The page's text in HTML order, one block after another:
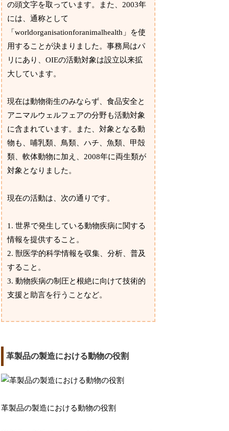
の頭文字を取っています。また、2003年
には、通称として
「worldorganisationforanimalhealth」を使
用することが決まりました。事務局はパ
リにあり、OIEの活動対象は設立以来拡
大しています。
現在は動物衛生のみならず、食品安全と
アニマルウェルフェアの分野も活動対象
に含まれています。また、対象となる動
物も、哺乳類、鳥類、ハチ、魚類、甲殻
類、軟体動物に加え、2008年に両生類が
対象となりました。
現在の活動は、次の通りです。
1. 世界で発生している動物疾病に関する
情報を提供すること。
2. 獣医学的科学情報を収集、分析、普及
すること。
3. 動物疾病の制圧と根絶に向けて技術的
支援と助言を行うことなど。
革製品の製造における動物の役割
革製品の製造における動物の役割